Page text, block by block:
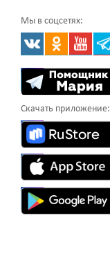
Мы в соцсетях:
Скачать приложение: